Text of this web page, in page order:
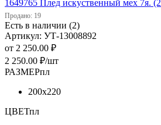
1649765 Плед искуственный мех 7я.
Продано: 19
Есть в наличии (2)
Артикул: УТ-13008892
от 2 250.00 ₽
2 250.00 ₽/шт
РАЗМЕРпл
200х220
ЦВЕТпл